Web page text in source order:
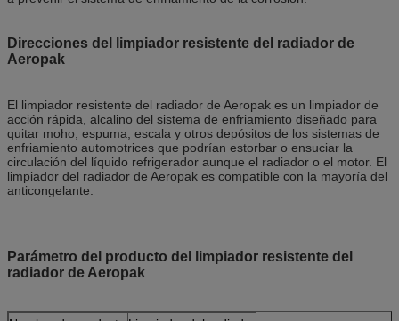
Direcciones del limpiador resistente del radiador de
Aeropak
El limpiador resistente del radiador de Aeropak es un limpiador de
acción rápida, alcalino del sistema de enfriamiento diseñado para
quitar moho, espuma, escala y otros depósitos de los sistemas de
enfriamiento automotrices que podrían estorbar o ensuciar la
circulación del líquido refrigerador aunque el radiador o el motor. El
limpiador del radiador de Aeropak es compatible con la mayoría del
anticongelante.
Parámetro del producto del limpiador resistente del
radiador de Aeropak